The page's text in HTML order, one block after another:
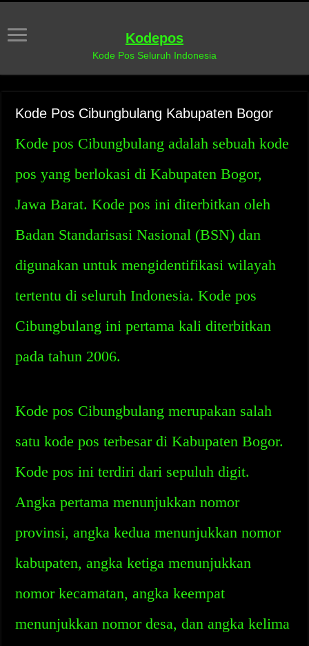
Kodepos
Kode Pos Seluruh Indonesia
Kode Pos Cibungbulang Kabupaten Bogor
Kode pos Cibungbulang adalah sebuah kode
pos yang berlokasi di Kabupaten Bogor,
Jawa Barat. Kode pos ini diterbitkan oleh
Badan Standarisasi Nasional (BSN) dan
digunakan untuk mengidentifikasi wilayah
tertentu di seluruh Indonesia. Kode pos
Cibungbulang ini pertama kali diterbitkan
pada tahun 2006.
Kode pos Cibungbulang merupakan salah
satu kode pos terbesar di Kabupaten Bogor.
Kode pos ini terdiri dari sepuluh digit.
Angka pertama menunjukkan nomor
provinsi, angka kedua menunjukkan nomor
kabupaten, angka ketiga menunjukkan
nomor kecamatan, angka keempat
menunjukkan nomor desa, dan angka kelima